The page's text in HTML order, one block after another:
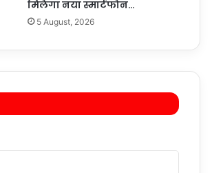
मिलेगा नया स्मार्टफोन…
5 August, 2026